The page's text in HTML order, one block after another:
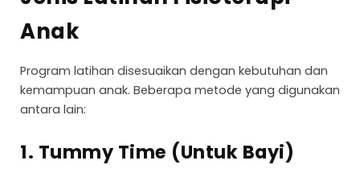
Anak
Program latihan disesuaikan dengan kebutuhan dan
kemampuan anak. Beberapa metode yang digunakan
antara lain:
1. Tummy Time (Untuk Bayi)